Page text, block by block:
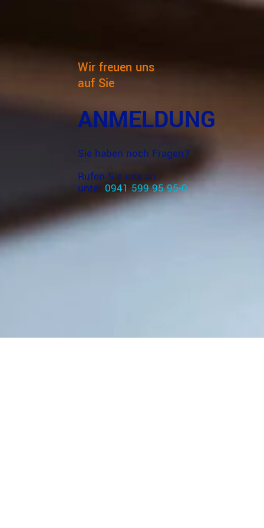
Wir freuen uns
auf Sie
ANMELDUNG
Sie haben noch Fragen?
Rufen Sie uns an
unter 0941 599 95 95-0